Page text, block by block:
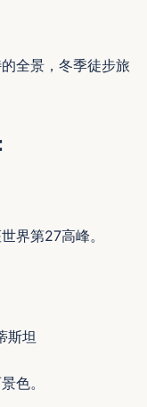
全景，冬季徒步旅
界第27高峰。
斯坦
色。